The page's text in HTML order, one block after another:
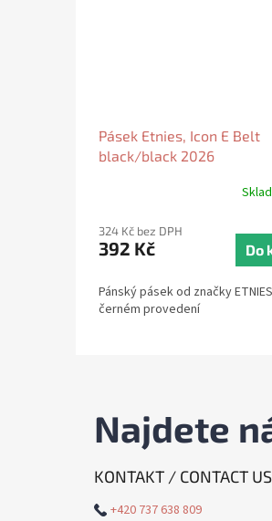
Pásek Etnies, Icon E Belt
black/black 2026
324 Kč bez DPH
392 Kč Do
Pánský pásek od značky
černém provedení
Najdete
KONTAKT / CONTACT US
+420 737 638 809